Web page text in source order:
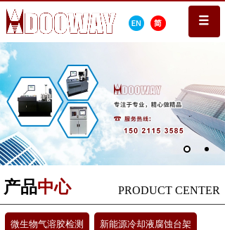
产品中心 PRODUCT CENTER
微生物气溶胶检测 新能源冷却液腐蚀台架